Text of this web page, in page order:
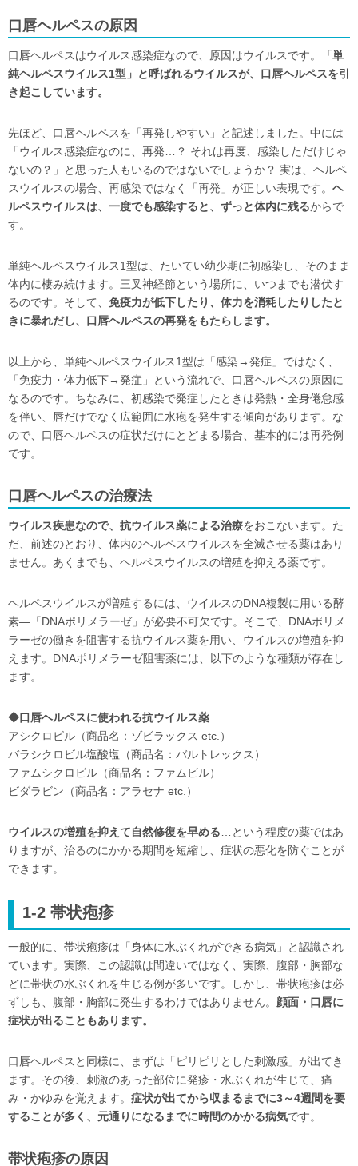
口唇ヘルペスの原因
口唇ヘルペスはウイルス感染症なので、原因はウイルスです。
「単
純ヘルペスウイルス1型」と呼ばれるウイルスが、口唇ヘルペスを引
き起こしています。
先ほど、口唇ヘルペスを「再発しやすい」と記述しました。中には
「ウイルス感染症なのに、再発…？ それは再度、感染しただけじゃ
ないの？」と思った人もいるのではないでしょうか？ 実は、ヘルペ
スウイルスの場合、再感染ではなく「再発」が正しい表現です。 ヘ
ルペスウイルスは、一度でも感染すると、ずっと体内に残るからで
す。
単純ヘルペスウイルス1型は、たいてい幼少期に初感染し、そのまま
体内に棲み続けます。三叉神経節という場所に、いつまでも潜伏す
るのです。そして、 免疫力が低下したり、体力を消耗したりしたと
きに暴れだし、口唇ヘルペスの再発をもたらします。
以上から、単純ヘルペスウイルス1型は「感染→発症」ではなく、
「免疫力・体力低下→発症」という流れで、口唇ヘルペスの原因に
なるのです。ちなみに、初感染で発症したときは発熱・全身倦怠感
を伴い、唇だけでなく広範囲に水疱を発生する傾向があります。な
ので、口唇ヘルペスの症状だけにとどまる場合、基本的には再発例
です。
口唇ヘルペスの治療法
ウイルス疾患なので、抗ウイルス薬による治療をおこないます。た
だ、前述のとおり、体内のヘルペスウイルスを全滅させる薬はあり
ません。あくまでも、ヘルペスウイルスの増殖を抑える薬です。
ヘルペスウイルスが増殖するには、ウイルスのDNA複製に用いる酵
素―「DNAポリメラーゼ」が必要不可欠です。そこで、DNAポリメ
ラーゼの働きを阻害する抗ウイルス薬を用い、ウイルスの増殖を抑
えます。DNAポリメラーゼ阻害薬には、以下のような種類が存在し
ます。
◆口唇ヘルペスに使われる抗ウイルス薬
アシクロビル（商品名：ゾビラックス etc.）
バラシクロビル塩酸塩（商品名：バルトレックス）
ファムシクロビル（商品名：ファムビル）
ビダラビン（商品名：アラセナ etc.）
ウイルスの増殖を抑えて自然修復を早める …という程度の薬ではあ
りますが、治るのにかかる期間を短縮し、症状の悪化を防ぐことが
できます。
1-2 帯状疱疹
一般的に、帯状疱疹は「身体に水ぶくれができる病気」と認識され
ています。実際、この認識は間違いではなく、実際、腹部・胸部な
どに帯状の水ぶくれを生じる例が多いです。しかし、帯状疱疹は必
ずしも、腹部・胸部に発生するわけではありません。 顔面・口唇に
症状が出ることもあります。
口唇ヘルペスと同様に、まずは「ピリピリとした刺激感」が出てき
ます。その後、刺激のあった部位に発疹・水ぶくれが生じて、痛
み・かゆみを覚えます。 症状が出てから収まるまでに3～4週間を要
することが多く、元通りになるまでに時間のかかる病気です。
帯状疱疹の原因